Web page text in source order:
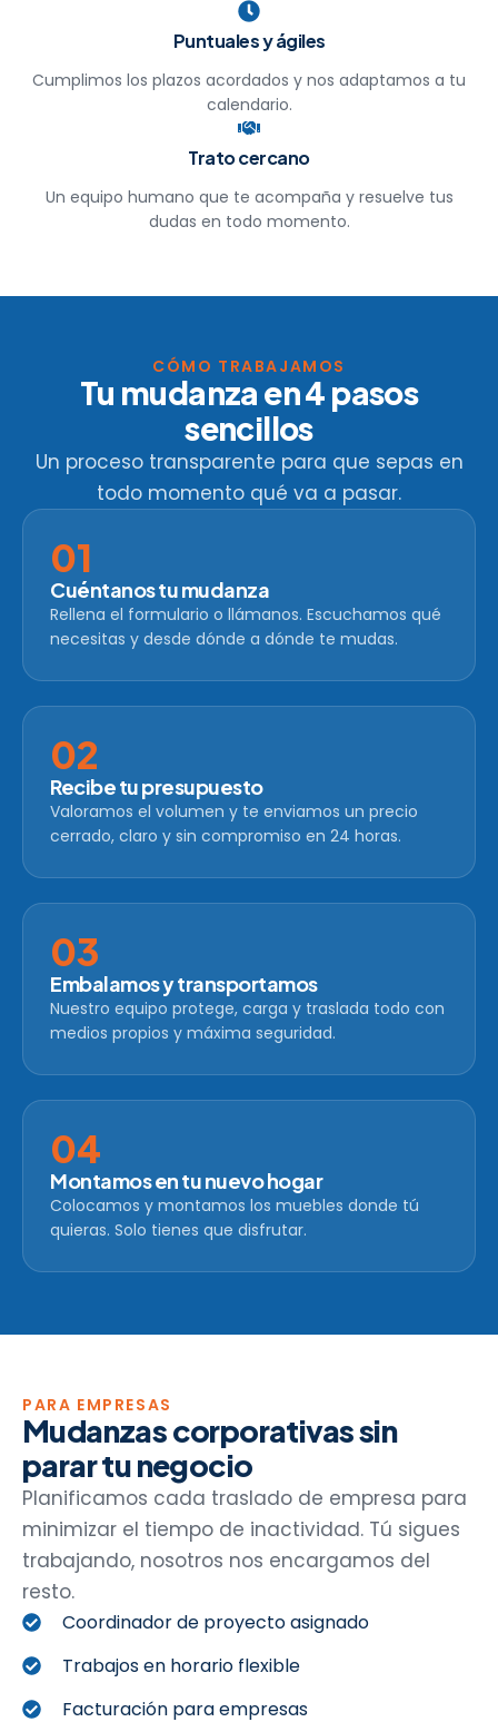
Puntuales y ágiles
Cumplimos los plazos acordados y nos adaptamos a tu
calendario.
Trato cercano
Un equipo humano que te acompaña y resuelve tus
dudas en todo momento.
CÓMO TRABAJAMOS
Tu mudanza en 4 pasos
sencillos
Un proceso transparente para que sepas en
todo momento qué va a pasar.
01
Cuéntanos tu mudanza
Rellena el formulario o llámanos. Escuchamos qué
necesitas y desde dónde a dónde te mudas.
02
Recibe tu presupuesto
Valoramos el volumen y te enviamos un precio
cerrado, claro y sin compromiso en 24 horas.
03
Embalamos y transportamos
Nuestro equipo protege, carga y traslada todo con
medios propios y máxima seguridad.
04
Montamos en tu nuevo hogar
Colocamos y montamos los muebles donde tú
quieras. Solo tienes que disfrutar.
PARA EMPRESAS
Mudanzas corporativas sin
parar tu negocio
Planificamos cada traslado de empresa para
minimizar el tiempo de inactividad. Tú sigues
trabajando, nosotros nos encargamos del
resto.
Coordinador de proyecto asignado
Trabajos en horario flexible
Facturación para empresas